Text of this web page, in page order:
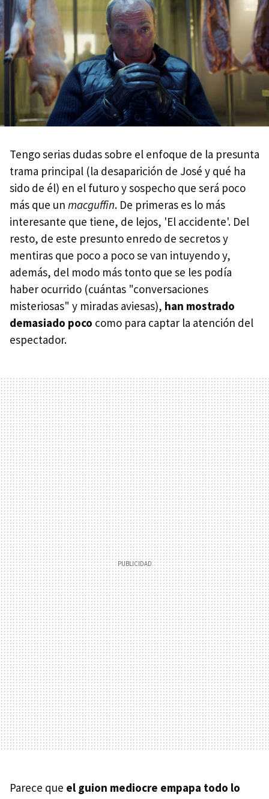
Tengo serias dudas sobre el enfoque de la presunta
trama principal (la desaparición de José y qué ha
sido de él) en el futuro y sospecho que será poco
más que un macguffin. De primeras es lo más
interesante que tiene, de lejos, 'El accidente'. Del
resto, de este presunto enredo de secretos y
mentiras que poco a poco se van intuyendo y,
además, del modo más tonto que se les podía
haber ocurrido (cuántas "conversaciones
misteriosas" y miradas aviesas), han mostrado
demasiado poco como para captar la atención del
espectador.
Parece que el guion mediocre empapa todo lo